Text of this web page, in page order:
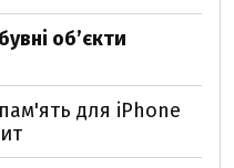
обʼєкти
для iPhone